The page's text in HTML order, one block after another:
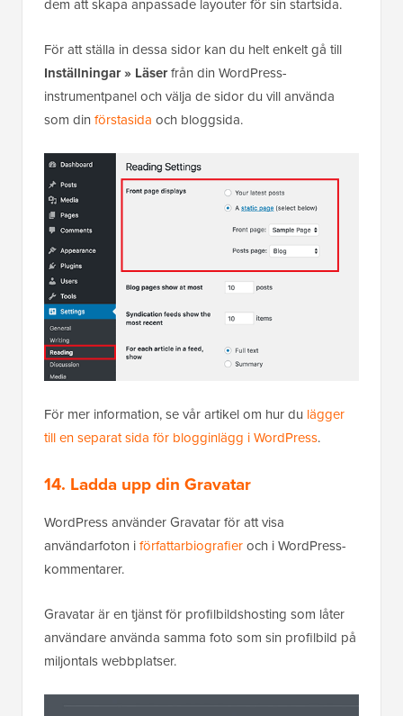
dem att skapa anpassade layouter för sin startsida.
För att ställa in dessa sidor kan du helt enkelt gå till
Inställningar » Läserfrån din WordPress-
instrumentpanel och välja de sidor du vill använda
som din förstasida och bloggsida.
För mer information, se vår artikel om hur du lägger
till en separat sida för blogginlägg i WordPress.
14. Ladda upp din Gravatar
WordPress använder Gravatar för att visa
användarfoton iförfattarbiografieroch i WordPress-
kommentarer.
Gravatar är en tjänst för profilbildshosting som låter
användare använda samma foto som sin profilbild på
miljontals webbplatser.